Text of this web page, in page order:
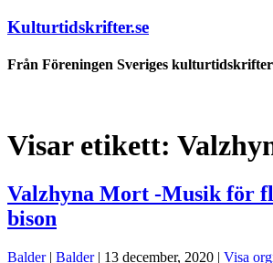
Kulturtidskrifter.se
Från Föreningen Sveriges kulturtidskrifter
Visar etikett:
Valzhyna Mort -Musik för
bison
Balder | Balder | 13 december, 2020 | Visa